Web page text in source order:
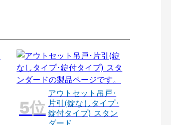
アウトセット吊戸･
片引(錠なしタイプ･
錠付タイプ) スタン
ダード